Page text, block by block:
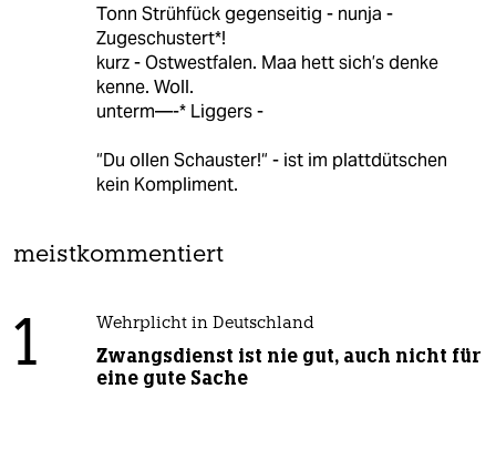
Tonn Strühfück gegenseitig - nunja -
Zugeschustert*!
kurz - Ostwestfalen. Maa hett sich’s denke
kenne. Woll.
unterm—-* Liggers -
“Du ollen Schauster!“ - ist im plattdütschen
kein Kompliment.
meistkommentiert
1 Wehrplicht in Deutschland
Zwangsdienst ist nie gut, auch nicht für
eine gute Sache